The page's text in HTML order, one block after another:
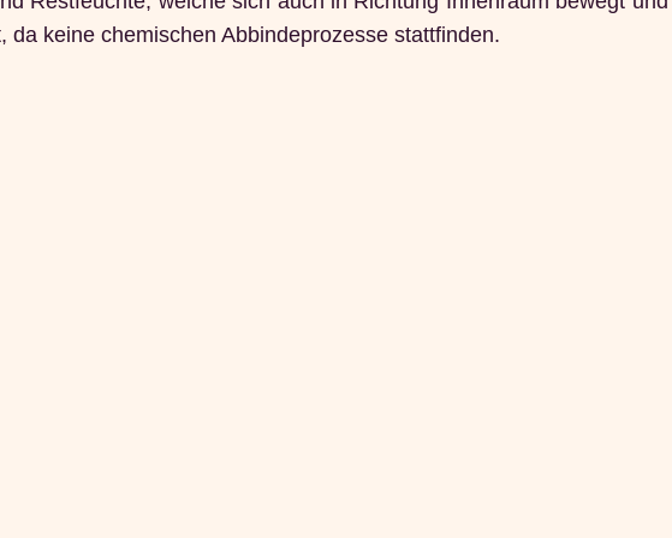
keine chemischen Abbindeprozesse stattfinden.